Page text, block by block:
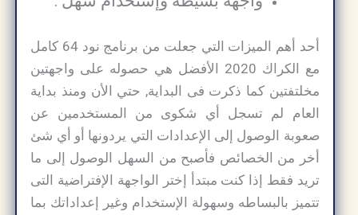
أحد أهم الميزات التي جعلت من برنامج نود 64 كامل
مع الكراك 2020 الأفضل هي حصوله على واجهتين
مخلتفتين كما ذكرت فى البداية, حتي الأن ومنذ بداية
العام لم تسجل أي شكوى من المستخدمين عن
صعوبة الوصول إلى الإعدادات التي يردونها أو أي شئ
أخر من الخصائص فأصبح من السهل الوصول إلى ما
تريد فقط إذا كنت مبتدأ إختر الواجهة الإفتراضية التى
تتميز بالبساطه وسهولة الإستخدام وغير إعداداتك بما